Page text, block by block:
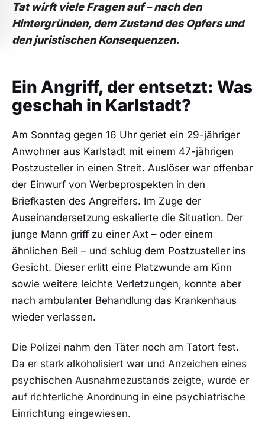
Tat wirft viele Fragen auf – nach den
Hintergründen, dem Zustand des Opfers und
den juristischen Konsequenzen.
Ein Angriff, der entsetzt: Was
geschah in Karlstadt?
Am Sonntag gegen 16 Uhr geriet ein 29-jähriger
Anwohner aus Karlstadt mit einem 47-jährigen
Postzusteller in einen Streit. Auslöser war offenbar
der Einwurf von Werbeprospekten in den
Briefkasten des Angreifers. Im Zuge der
Auseinandersetzung eskalierte die Situation. Der
junge Mann griff zu einer Axt – oder einem
ähnlichen Beil – und schlug dem Postzusteller ins
Gesicht. Dieser erlitt eine Platzwunde am Kinn
sowie weitere leichte Verletzungen, konnte aber
nach ambulanter Behandlung das Krankenhaus
wieder verlassen.
Die Polizei nahm den Täter noch am Tatort fest.
Da er stark alkoholisiert war und Anzeichen eines
psychischen Ausnahmezustands zeigte, wurde er
auf richterliche Anordnung in eine psychiatrische
Einrichtung eingewiesen.